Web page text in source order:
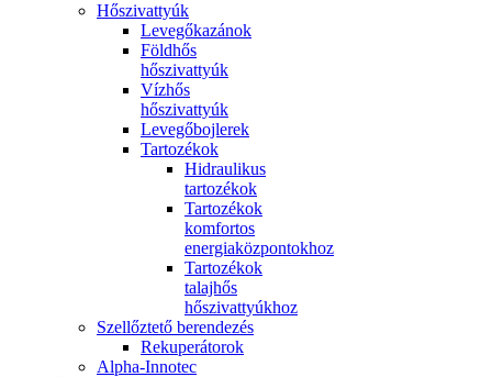
Hőszivattyúk
Levegőkazánok
Földhős
hőszivattyúk
Vízhős
hőszivattyúk
Levegőbojlerek
Tartozékok
Hidraulikus
tartozékok
Tartozékok
komfortos
energiaközpontokhoz
Tartozékok
talajhős
hőszivattyúkhoz
Szellőztető berendezés
Rekuperátorok
Alpha-Innotec